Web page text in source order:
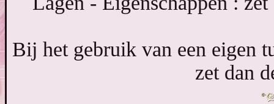
Bij het gebruik van een eigen
zet dan